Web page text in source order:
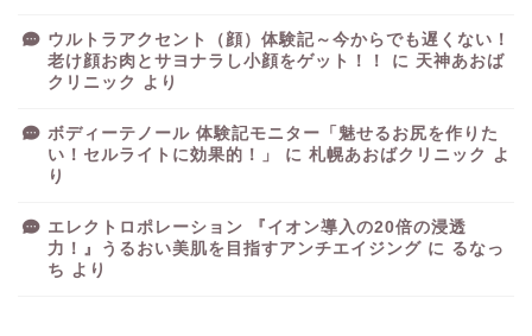
ウルトラアクセント（顔）体験記～今からでも遅くない！
老け顔お肉とサヨナラし小顔をゲット！！
に 天神あおば
クリニック
より
ボディーテノール 体験記モニター「魅せるお尻を作りた
い！セルライトに効果的！」
に 札幌あおばクリニック
よ
り
エレクトロポレーション 『イオン導入の20倍の浸透
力！』うるおい美肌を目指すアンチエイジング に るなっ
ち より